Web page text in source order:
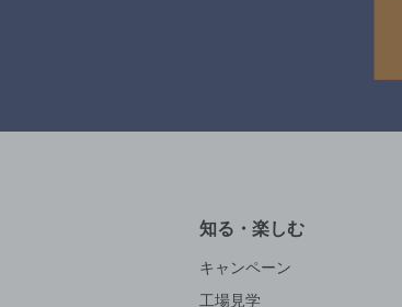
知る・楽しむ
キャンペーン
工場見学